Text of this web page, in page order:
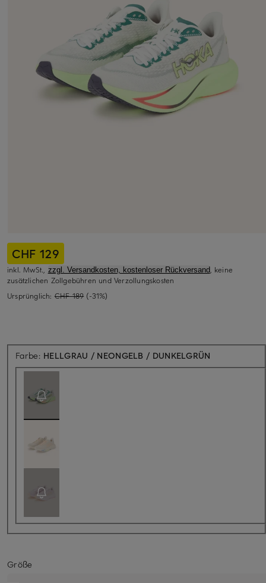
CHF 129
inkl. MwSt., zzgl. Versandkosten, kostenloser Rückversand, keine
zusätzlichen Zollgebühren und Verzollungskosten
Ursprünglich: CHF 189 (-31%)
Farbe: HELLGRAU / NEONGELB / DUNKELGRÜN
Größe